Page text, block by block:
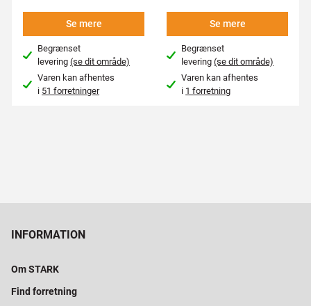
Se mere
Begrænset
levering(se dit område)
Varen kan afhentes
i 51 forretninger
Se mere
Begrænset
levering(se dit område)
Varen kan afhentes
i 1 forretning
INFORMATION
Om STARK
Find forretning